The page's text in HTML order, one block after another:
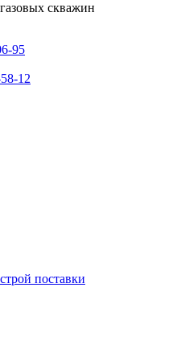
скважин
95
12
поставки